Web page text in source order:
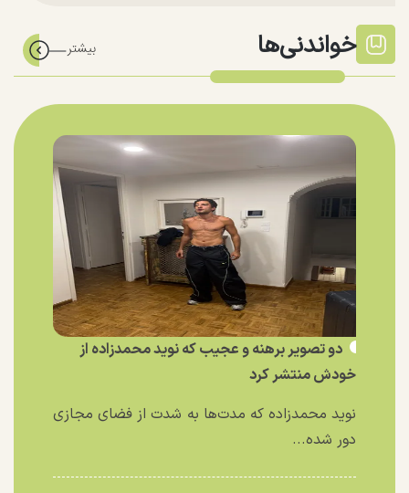
خواندنی‌ها
دو تصویر برهنه و عجیب که نوید محمدزاده از
خودش منتشر کرد
نوید محمدزاده که مدت‌ها به شدت از فضای مجازی
دور شده...